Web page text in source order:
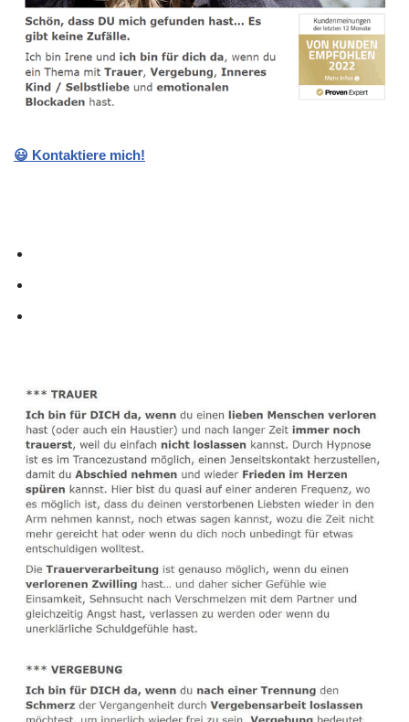
😃 Kontaktiere mich!